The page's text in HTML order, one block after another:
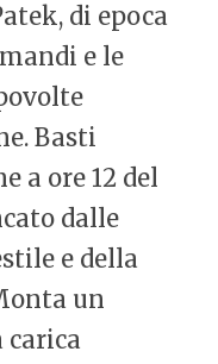
di epoca
e le
Basti
a ore 12 del
dalle
e della
un
carica